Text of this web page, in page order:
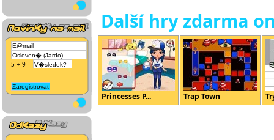
5 + 9 =
Další hry zdarma
Princesses P... Trap Town